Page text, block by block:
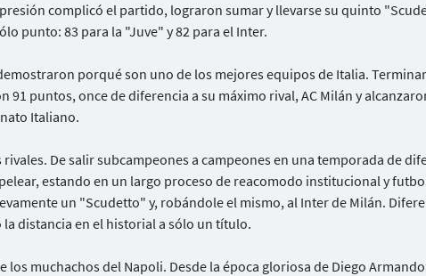
complicó el partido, lograron sumar y llevarse su quinto
punto: 83 para la "Juve" y 82 para el Inter.
porqué son uno de los mejores equipos de Italia.
91 puntos, once de diferencia a su máximo rival, AC Milán y
Italiano.
De salir subcampeones a campeones en una temporada de
estando en un largo proceso de reacomodo institucional y
un "Scudetto" y, robándole el mismo, al Inter de Milán.
la distancia en el historial a sólo un título.
los muchachos del Napoli. Desde la época gloriosa de Diego